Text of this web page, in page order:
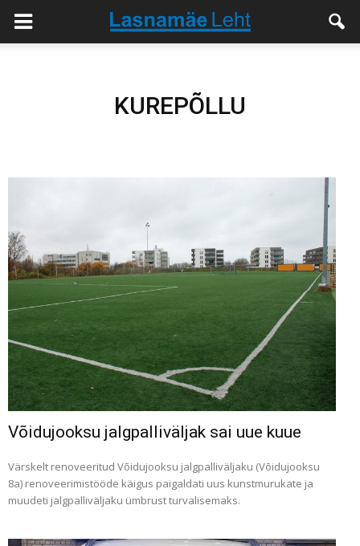
KUREPÕLLU
Võidujooksu jalgpalliväljak sai uue kuue
Värskelt renoveeritud Võidujooksu jalgpalliväljaku (Võidujooksu
8a) renoveerimistööde käigus paigaldati uus kunstmurukate ja
muudeti jalgpalliväljaku ümbrust turvalisemaks.